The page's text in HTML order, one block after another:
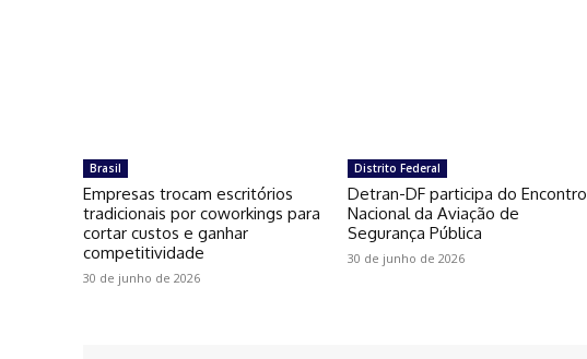
Brasil
Empresas trocam escritórios
tradicionais por coworkings para
cortar custos e ganhar
competitividade
30 de junho de 2026
Distrito Federal
Detran-DF participa do Encontro
Nacional da Aviação de
Segurança Pública
30 de junho de 2026